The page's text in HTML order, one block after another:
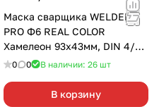
Маска сварщика WELDER
PRO Ф6 REAL COLOR
Хамелеон 93x43мм, DIN 4/9-
130 0 В наличии: 26 шт
В корзину